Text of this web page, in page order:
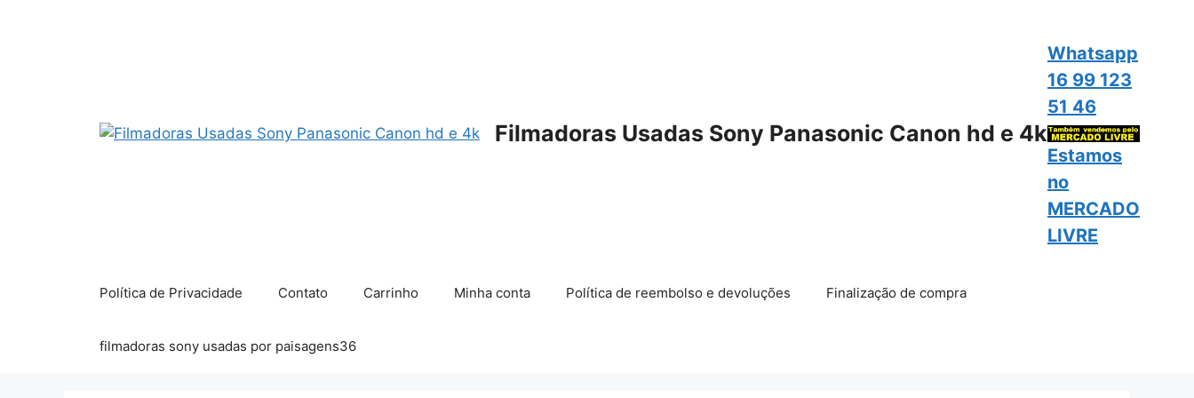
Filmadoras Usadas Sony Panasonic Canon hd e 4k
Whatsapp
16 99 123
51 46
Estamos
no
MERCADO
LIVRE
Política de Privacidade Contato Carrinho Minha conta Política de reembolso e devoluções Finalização de compra
filmadoras sony usadas por paisagens36